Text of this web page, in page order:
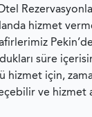
hizmet
süre
için,
ve hizmet